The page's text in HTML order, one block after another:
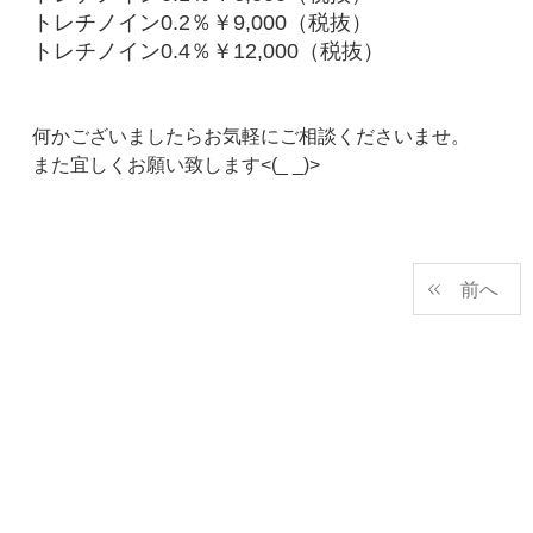
トレチノイン0.2％￥9,000（税抜）
トレチノイン0.4％￥12,000（税抜）
何かございましたらお気軽にご相談くださいませ。
また宜しくお願い致します<(_ _)>
前へ